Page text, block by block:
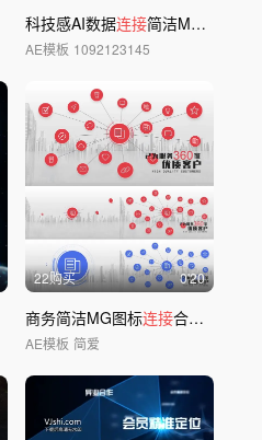
科技感AI数据连接简洁MG动画
AE模板 1092123145
22购买 0'20
商务简洁MG图标连接合作展示
AE模板 简爱